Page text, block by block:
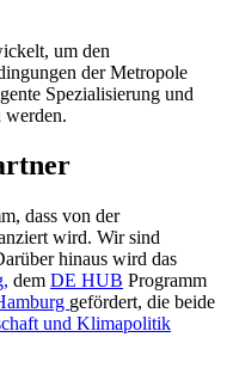
um den
der Metropole
Spezialisierung und
werden.
dass von der
wird. Wir sind
hinaus wird das
dem DE HUB Programm
gefördert, die beide
und Klimapolitik